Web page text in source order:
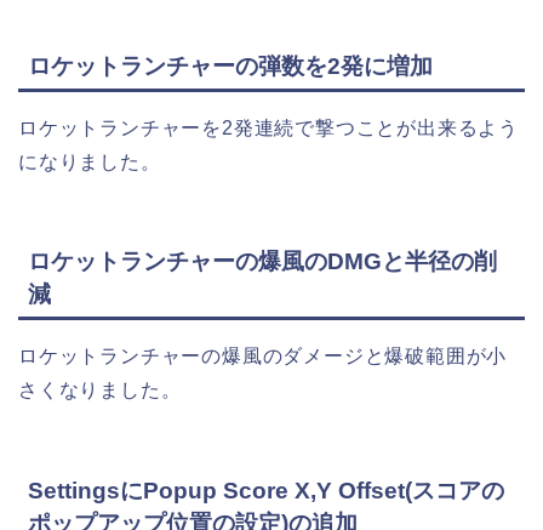
ロケットランチャーの弾数を2発に増加
ロケットランチャーを2発連続で撃つことが出来るよう
になりました。
ロケットランチャーの爆風のDMGと半径の削
減
ロケットランチャーの爆風のダメージと爆破範囲が小
さくなりました。
SettingsにPopup Score X,Y Offset(スコアの
ポップアップ位置の設定)の追加